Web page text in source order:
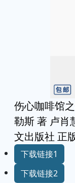
伤心咖啡馆
勒斯 著 卢肖
文出版社 正
下载链接1
下载链接2